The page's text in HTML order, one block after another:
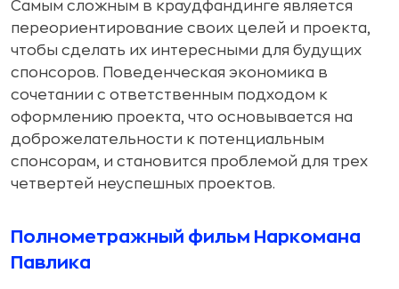
Самым сложным в краудфандинге является
переориентирование своих целей и проекта,
чтобы сделать их интересными для будущих
спонсоров. Поведенческая экономика в
сочетании с ответственным подходом к
оформлению проекта, что основывается на
доброжелательности к потенциальным
спонсорам, и становится проблемой для трех
четвертей неуспешных проектов.
Полнометражный фильм Наркомана
Павлика